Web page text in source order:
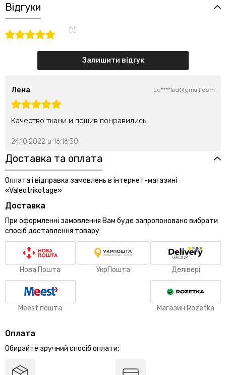
Відгуки
(1)
Залишити відгук
Лена Le****lad@gmail.com
Качество ткани и пошив понравились.
24.10.2022 в 16:16:30
Доставка та оплата
Оплата і відправка замовлень в інтернет-магазині
«Valeotrikotage»
Доставка
При оформленні замовлення Вам буде запропоновано вибрати
спосіб доставлення товару:
Нова Пошта УкрПошта Делівері
Meest пошта Магазин Rozetka
Оплата
Обирайте зручний спосіб оплати: